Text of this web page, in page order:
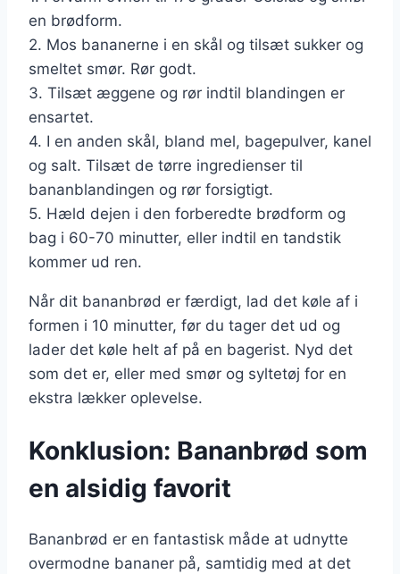
en brødform.
2. Mos bananerne i en skål og tilsæt sukker og
smeltet smør. Rør godt.
3. Tilsæt æggene og rør indtil blandingen er
ensartet.
4. I en anden skål, bland mel, bagepulver, kanel
og salt. Tilsæt de tørre ingredienser til
bananblandingen og rør forsigtigt.
5. Hæld dejen i den forberedte brødform og
bag i 60-70 minutter, eller indtil en tandstik
kommer ud ren.
Når dit bananbrød er færdigt, lad det køle af i
formen i 10 minutter, før du tager det ud og
lader det køle helt af på en bagerist. Nyd det
som det er, eller med smør og syltetøj for en
ekstra lækker oplevelse.
Konklusion: Bananbrød som
en alsidig favorit
Bananbrød er en fantastisk måde at udnytte
overmodne bananer på, samtidig med at det